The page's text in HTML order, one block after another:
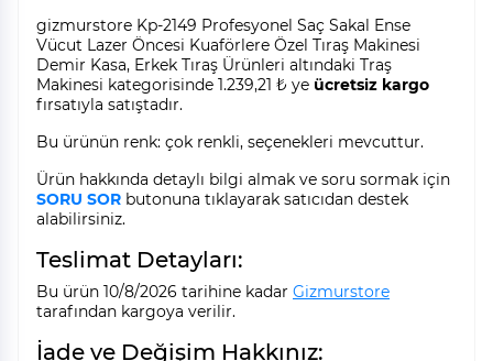
gizmurstore Kp-2149 Profesyonel Saç Sakal Ense
Vücut Lazer Öncesi Kuaförlere Özel Tıraş Makinesi
Demir Kasa, Erkek Tıraş Ürünleri altındaki Traş
Makinesi kategorisinde 1.239,21 ₺ ye ücretsiz kargo
fırsatıyla satıştadır.
Bu ürünün renk: çok renkli, seçenekleri mevcuttur.
Ürün hakkında detaylı bilgi almak ve soru sormak için
SORU SOR butonuna tıklayarak satıcıdan destek
alabilirsiniz.
Teslimat Detayları:
Bu ürün 10/8/2026 tarihine kadar Gizmurstore
tarafından kargoya verilir.
İade ve Değişim Hakkınız: